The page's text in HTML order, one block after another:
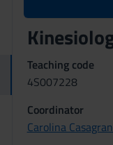
Teaching code
4S007228
Coordinator
Carolina